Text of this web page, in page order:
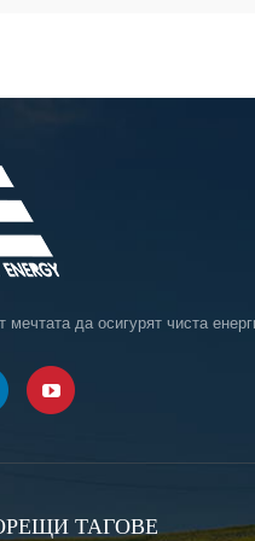
да осигурят чиста
ТАГОВЕ